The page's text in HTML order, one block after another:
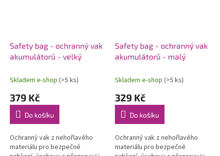
Safety bag - ochranný vak
akumulátorů - velký
Skladem e-shop (>5 ks)
379 Kč
Do košíku
Ochranný vak z nehořlavého
materiálu pro bezpečné
Safety bag - ochranný vak
akumulátorů - malý
Skladem e-shop (>5 ks)
329 Kč
Do košíku
Ochranný vak z nehořlavého
materiálu pro bezpečné